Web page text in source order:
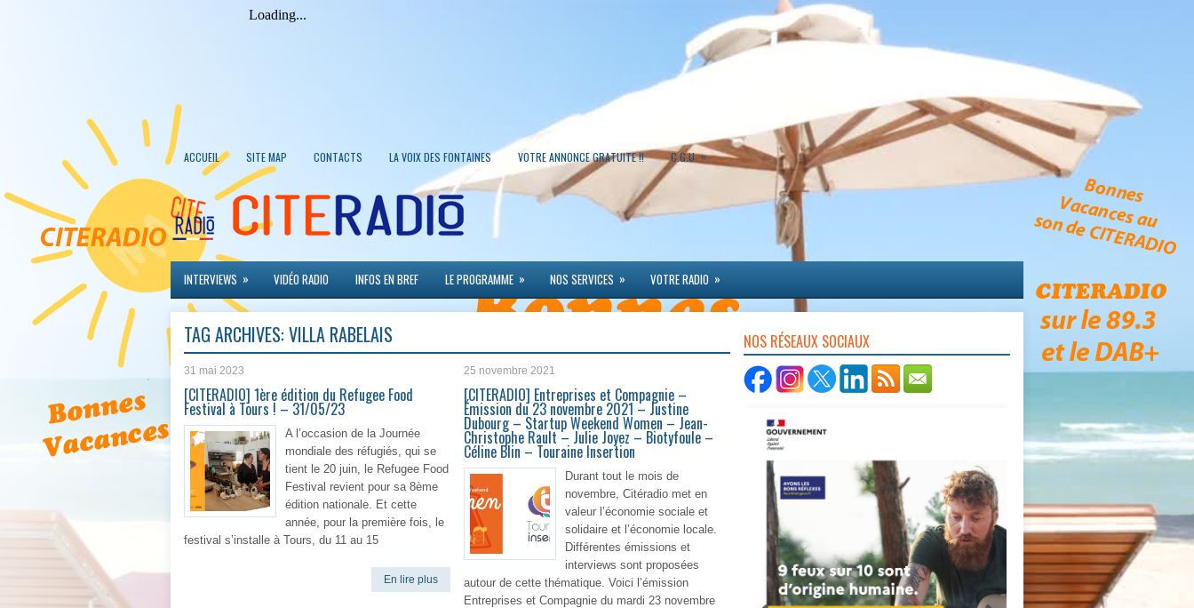
ACCUEIL SITE MAP CONTACTS LA VOIX DES FONTAINES VOTRE ANNONCE GRATUITE !! C.G.U. »
INTERVIEWS » VIDÉO RADIO INFOS EN BREF LE PROGRAMME » NOS SERVICES » VOTRE RADIO »
TAG ARCHIVES:VILLA RABELAIS
31 mai 2023
[CITERADIO] 1ère édition du Refugee Food
Festival à Tours ! – 31/05/23
A l’occasion de la Journée
mondiale des réfugiés, qui se
tient le 20 juin, le Refugee Food
Festival revient pour sa 8ème
édition nationale. Et cette
année, pour la première fois, le
festival s’installe à Tours, du 11 au 15
En lire plus
25 novembre 2021
[CITERADIO] Entreprises et Compagnie –
Émission du 23 novembre 2021 – Justine
Dubourg – Startup Weekend Women – Jean-
Christophe Rault – Julie Joyez – Biotyfoule –
Céline Blin – Touraine Insertion
Durant tout le mois de
novembre, Citéradio met en
valeur l’économie sociale et
solidaire et l’économie locale.
Différentes émissions et
interviews sont proposées
autour de cette thématique. Voici l’émission
Entreprises et Compagnie du mardi 23 novembre
NOS RÉSEAUX SOCIAUX